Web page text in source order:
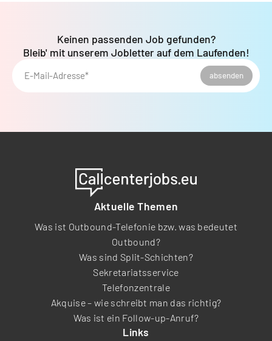
E-Mail-Adresse* absenden
Keinen passenden Job gefunden?
Bleib' mit unserem Jobletter auf dem Laufenden!
Aktuelle Themen
Was ist Outbound-Telefonie bzw. was bedeutet
Outbound?
Was sind Split-Schichten?
Sekretariatsservice
Telefonzentrale
Akquise – wie schreibt man das richtig?
Was ist ein Follow-up-Anruf?
Links